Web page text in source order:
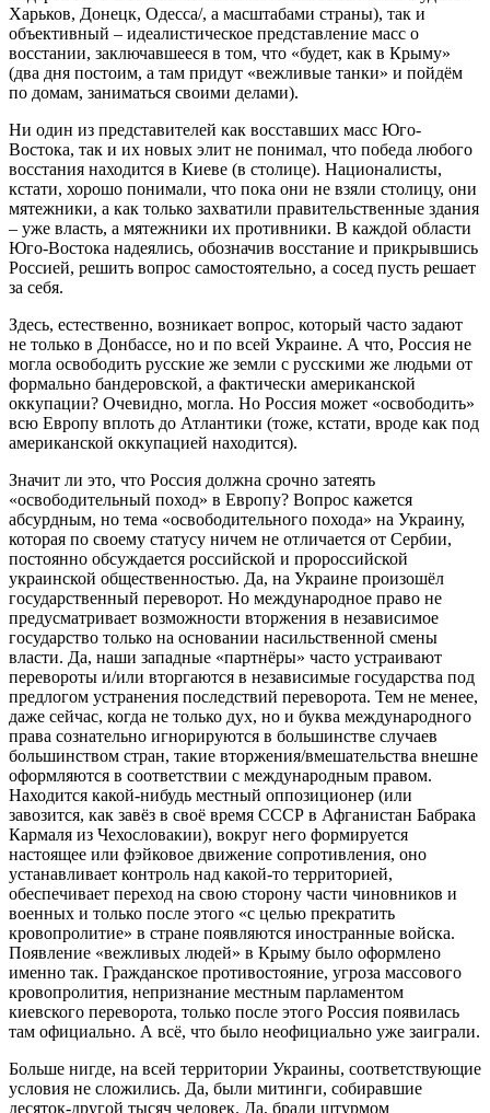
Харьков, Донецк, Одесса/, а масштабами страны), так и
объективный – идеалистическое представление масс о
восстании, заключавшееся в том, что «будет, как в Крыму»
(два дня постоим, а там придут «вежливые танки» и пойдём
по домам, заниматься своими делами).
Ни один из представителей как восставших масс Юго-
Востока, так и их новых элит не понимал, что победа любого
восстания находится в Киеве (в столице). Националисты,
кстати, хорошо понимали, что пока они не взяли столицу, они
мятежники, а как только захватили правительственные здания
– уже власть, а мятежники их противники. В каждой области
Юго-Востока надеялись, обозначив восстание и прикрывшись
Россией, решить вопрос самостоятельно, а сосед пусть решает
за себя.
Здесь, естественно, возникает вопрос, который часто задают
не только в Донбассе, но и по всей Украине. А что, Россия не
могла освободить русские же земли с русскими же людьми от
формально бандеровской, а фактически американской
оккупации? Очевидно, могла. Но Россия может «освободить»
всю Европу вплоть до Атлантики (тоже, кстати, вроде как под
американской оккупацией находится).
Значит ли это, что Россия должна срочно затеять
«освободительный поход» в Европу? Вопрос кажется
абсурдным, но тема «освободительного похода» на Украину,
которая по своему статусу ничем не отличается от Сербии,
постоянно обсуждается российской и пророссийской
украинской общественностью. Да, на Украине произошёл
государственный переворот. Но международное право не
предусматривает возможности вторжения в независимое
государство только на основании насильственной смены
власти. Да, наши западные «партнёры» часто устраивают
перевороты и/или вторгаются в независимые государства под
предлогом устранения последствий переворота. Тем не менее,
даже сейчас, когда не только дух, но и буква международного
права сознательно игнорируются в большинстве случаев
большинством стран, такие вторжения/вмешательства внешне
оформляются в соответствии с международным правом.
Находится какой-нибудь местный оппозиционер (или
завозится, как завёз в своё время СССР в Афганистан Бабрака
Кармаля из Чехословакии), вокруг него формируется
настоящее или фэйковое движение сопротивления, оно
устанавливает контроль над какой-то территорией,
обеспечивает переход на свою сторону части чиновников и
военных и только после этого «с целью прекратить
кровопролитие» в стране появляются иностранные войска.
Появление «вежливых людей» в Крыму было оформлено
именно так. Гражданское противостояние, угроза массового
кровопролития, непризнание местным парламентом
киевского переворота, только после этого Россия появилась
там официально. А всё, что было неофициально уже заиграли.
Больше нигде, на всей территории Украины, соответствующие
условия не сложились. Да, были митинги, собиравшие
десяток-другой тысяч человек. Да, брали штурмом